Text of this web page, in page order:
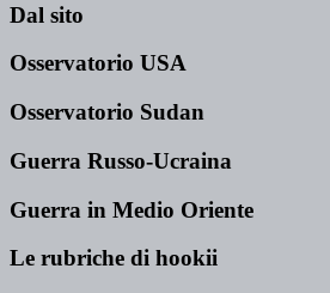
Dal sito
Osservatorio USA
Osservatorio Sudan
Guerra Russo-Ucraina
Guerra in Medio Oriente
Le rubriche di hookii